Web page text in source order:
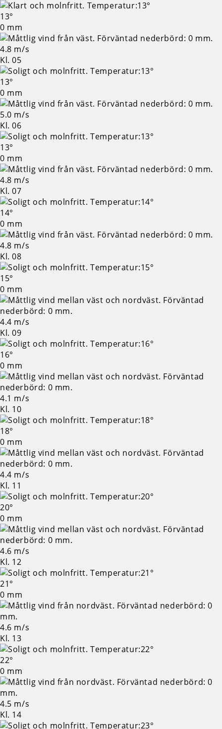
13°
0 mm
4.8 m/s
Kl. 05
13°
0 mm
5.0 m/s
Kl. 06
13°
0 mm
4.8 m/s
Kl. 07
14°
0 mm
4.8 m/s
Kl. 08
15°
0 mm
4.4 m/s
Kl. 09
16°
0 mm
4.1 m/s
Kl. 10
18°
0 mm
4.4 m/s
Kl. 11
20°
0 mm
4.6 m/s
Kl. 12
21°
0 mm
4.6 m/s
Kl. 13
22°
0 mm
4.5 m/s
Kl. 14